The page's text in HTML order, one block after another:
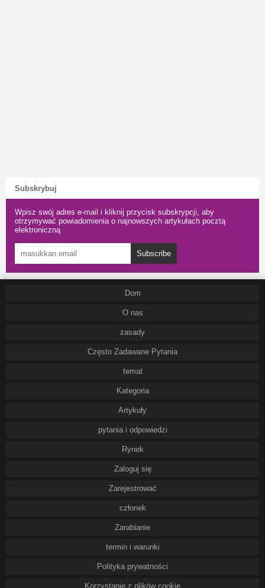
Subskrybuj
Wpisz swój adres e-mail i kliknij przycisk subskrypcji, aby
otrzymywać powiadomienia o najnowszych artykułach pocztą
elektroniczną
Subscribe
Dom
O nas
zasady
Często Zadawane Pytania
temat
Kategoria
Artykuły
pytania i odpowiedzi
Rynek
Zaloguj się
Zarejestrować
członek
Zarabianie
termin i warunki
Polityka prywatności
Korzystanie z plików cookie